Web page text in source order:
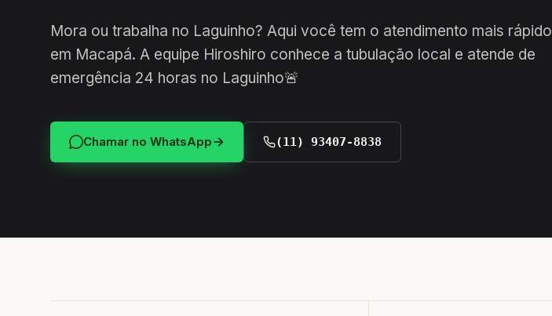
Mora ou trabalha no Laguinho? Aqui você tem o atendimento mais rápido
em Macapá. A equipe Hiroshiro conhece a tubulação local e atende de
emergência 24 horas no Laguinho🚨
Chamar no WhatsApp (11) 93407-8838